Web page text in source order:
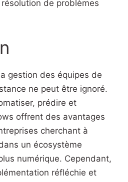
de problèmes
gestion des équipes de
ne peut être ignoré.
prédire et
offrent des avantages
cherchant à
un écosystème
numérique. Cependant,
réfléchie et